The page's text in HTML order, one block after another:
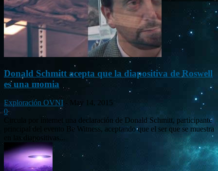
Donald Schmitt acepta que la diapositiva de Roswell
es una momia
Exploración OVNI - May 14, 2015
0
Circula por internet una declaración de Donald Schmitt, participante
principal del evento Be Witness, aceptando que el ser que se muestra
en las diapositivas...